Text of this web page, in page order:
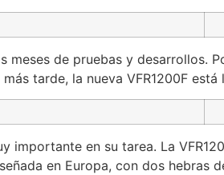
de pruebas y desarrollos.
tarde, la nueva VFR1200F
en su tarea. La
en Europa, con dos hebras